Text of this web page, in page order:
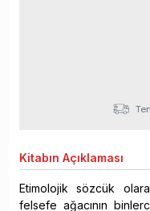
Kitabın Açıklaması
Etimolojik sözcük
felsefe ağacının